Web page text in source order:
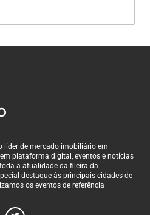
líder de mercado imobiliário em
plataforma digital, eventos e notícias
a atualidade da fileira da
destaque às principais cidades de
os eventos de referência –